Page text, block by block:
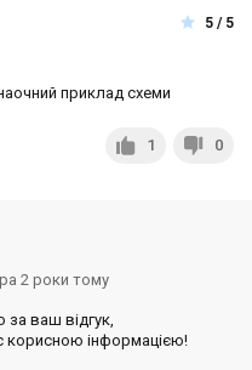
5 / 5
приклад схеми
1 0
2 роки тому
ваш відгук,
корисною інформацією!